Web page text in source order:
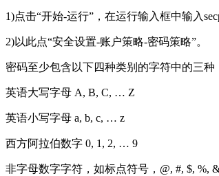
1)点击“开始-运行”，在运行输入框中输入
2)以此点“安全设置-账户策略-密码策略”。
密码至少包含以下四种类别的字符中的三种
英语大写字母 A, B, C, … Z
英语小写字母 a, b, c, … z
西方阿拉伯数字 0, 1, 2, … 9
非字母数字字符，如标点符号，@, #, $, %,